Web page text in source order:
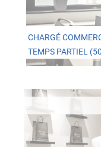
CHARGÉ
TEMPS PARTIEL